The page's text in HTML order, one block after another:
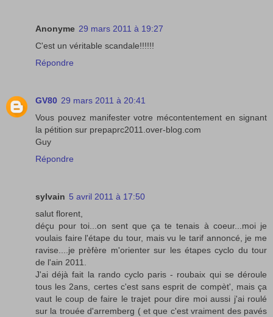
Anonyme 29 mars 2011 à 19:27
C'est un véritable scandale!!!!!!
Répondre
GV80 29 mars 2011 à 20:41
Vous pouvez manifester votre mécontentement en signant
la pétition sur prepaprc2011.over-blog.com
Guy
Répondre
sylvain 5 avril 2011 à 17:50
salut florent,
déçu pour toi...on sent que ça te tenais à coeur...moi je
voulais faire l'étape du tour, mais vu le tarif annoncé, je me
ravise....je prèfère m'orienter sur les étapes cyclo du tour
de l'ain 2011.
J'ai déjà fait la rando cyclo paris - roubaix qui se déroule
tous les 2ans, certes c'est sans esprit de compèt', mais ça
vaut le coup de faire le trajet pour dire moi aussi j'ai roulé
sur la trouée d'arremberg ( et que c'est vraiment des pavés